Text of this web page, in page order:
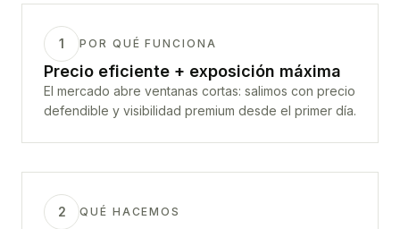
1 POR QUÉ FUNCIONA
Precio eficiente + exposición máxima
El mercado abre ventanas cortas: salimos con precio
defendible y visibilidad premium desde el primer día.
2 QUÉ HACEMOS